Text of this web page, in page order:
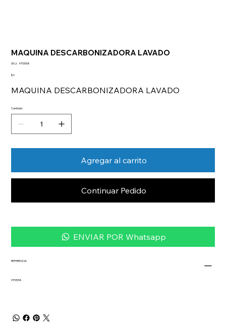
MAQUINA DESCARBONIZADORA LAVADO
SKU: SKU
HTS558
Precio
$ 0
MAQUINA DESCARBONIZADORA LAVADO
Cantidad
Agregar al carrito
Continuar Pedido
ENVIAR POR Whatsapp
REFERENCIA
HTS558